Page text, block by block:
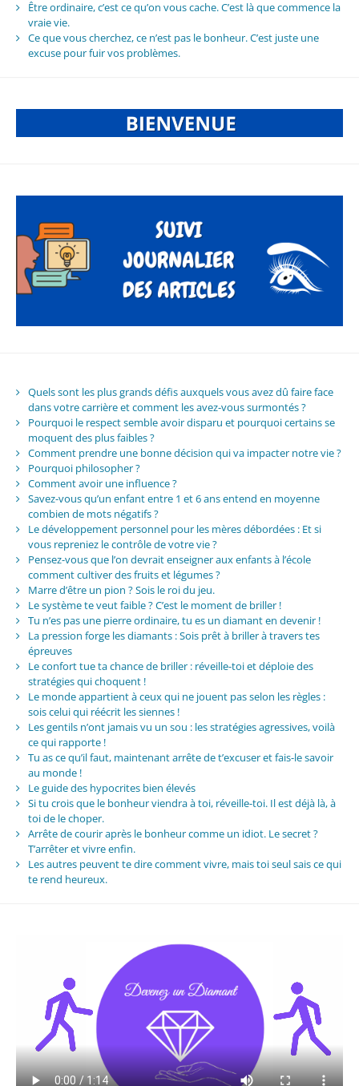
Être ordinaire, c’est ce qu’on vous cache. C’est là que commence la
vraie vie.
Ce que vous cherchez, ce n’est pas le bonheur. C’est juste une
excuse pour fuir vos problèmes.
Quels sont les plus grands défis auxquels vous avez dû faire face
dans votre carrière et comment les avez-vous surmontés ?
Pourquoi le respect semble avoir disparu et pourquoi certains se
moquent des plus faibles ?
Comment prendre une bonne décision qui va impacter notre vie ?
Pourquoi philosopher ?
Comment avoir une influence ?
Savez-vous qu’un enfant entre 1 et 6 ans entend en moyenne
combien de mots négatifs ?
Le développement personnel pour les mères débordées : Et si
vous repreniez le contrôle de votre vie ?
Pensez-vous que l’on devrait enseigner aux enfants à l’école
comment cultiver des fruits et légumes ?
Marre d’être un pion ? Sois le roi du jeu.
Le système te veut faible ? C’est le moment de briller !
Tu n’es pas une pierre ordinaire, tu es un diamant en devenir !
La pression forge les diamants : Sois prêt à briller à travers tes
épreuves
Le confort tue ta chance de briller : réveille-toi et déploie des
stratégies qui choquent !
Le monde appartient à ceux qui ne jouent pas selon les règles :
sois celui qui réécrit les siennes !
Les gentils n’ont jamais vu un sou : les stratégies agressives, voilà
ce qui rapporte !
Tu as ce qu’il faut, maintenant arrête de t’excuser et fais-le savoir
au monde !
Le guide des hypocrites bien élevés
Si tu crois que le bonheur viendra à toi, réveille-toi. Il est déjà là, à
toi de le choper.
Arrête de courir après le bonheur comme un idiot. Le secret ?
T’arrêter et vivre enfin.
Les autres peuvent te dire comment vivre, mais toi seul sais ce qui
te rend heureux.